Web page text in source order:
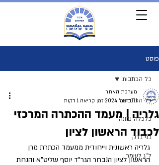
פוסט
כל הכתבות
כלכלה נבונה
בני ברק
ל"ג לעומר
כל הכתבות
גלריה | מעמד ההכתרה המרכזי
לכבוד הראשון לציון
מערכת האתר
11 בדצמ׳ 2024
זמן קריאה 1 דקות
גלריה ראשונית וייחודית ממעמד הכתרת מרן
הראשון לציון הנבחר הגר"ד יוסף שליט"א והנחת